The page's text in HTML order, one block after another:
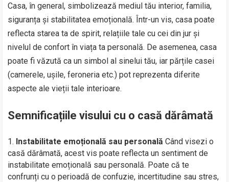
Casa, în general, simbolizează mediul tău interior, familia,
siguranța și stabilitatea emoțională. Într-un vis, casa poate
reflecta starea ta de spirit, relațiile tale cu cei din jur și
nivelul de confort în viața ta personală. De asemenea, casa
poate fi văzută ca un simbol al sinelui tău, iar părțile casei
(camerele, ușile, feroneria etc.) pot reprezenta diferite
aspecte ale vieții tale interioare.
Semnificațiile visului cu o casă dărâmată
Instabilitate emoțională sau personală Când visezi o
casă dărâmată, acest vis poate reflecta un sentiment de
instabilitate emoțională sau personală. Poate că te
confrunți cu o perioadă de confuzie, incertitudine sau stres,